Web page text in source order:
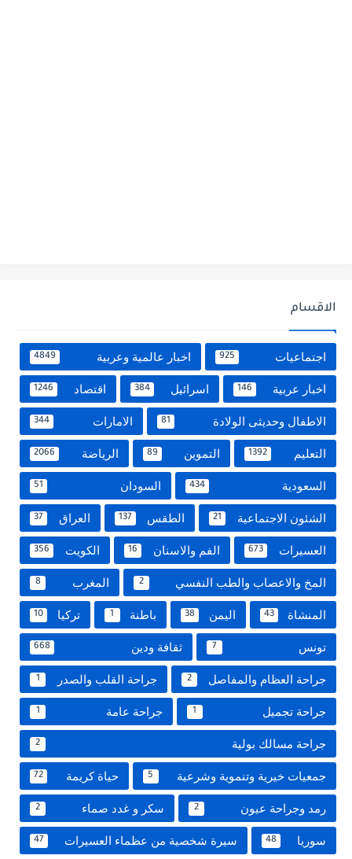
الاقسام
اجتماعيات 925 اخبار عالمية وعربية 4849
اخبار عربية 146 اسرائيل 384 اقتصاد 1246
الاطفال وحديثى الولادة 81 الامارات 344
التعليم 1392 التموين 89 الرياضة 2066
السعودية 434 السودان 51
الشئون الاجتماعية 21 الطقس 137 العراق 37
العسيرات 673 الفم والاسنان 16 الكويت 356
المخ والاعصاب والطب النفسي 2 المغرب 8
المنشاة 43 اليمن 38 باطنة 1 تركيا 10
تونس 7 ثقافة ودين 668
جراحة العظام والمفاصل 2 جراحة القلب والصدر 1
جراحة تجميل 1 جراحة عامة 1
جراحة مسالك بولية 2
جمعيات خيرية وتنموية وشرعية 5 حياة كريمة 72
رمد وجراحة عيون 2 سكر و غدد صماء 2
سوريا 48 سيرة شخصية من عظماء العسيرات 47